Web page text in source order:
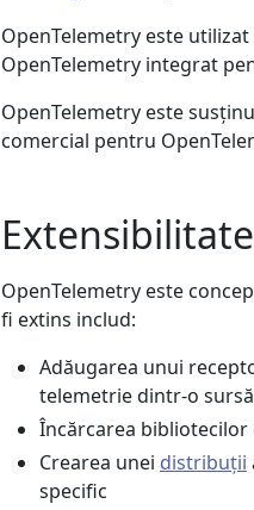
OpenTelemetry este
OpenTelemetry integrat
OpenTelemetry este
comercial pentru
Extensibilitate
OpenTelemetry este
fi extins includ:
Adăugarea unui
telemetrie dintr-o
Încărcarea
Crearea unei distribuții
specific